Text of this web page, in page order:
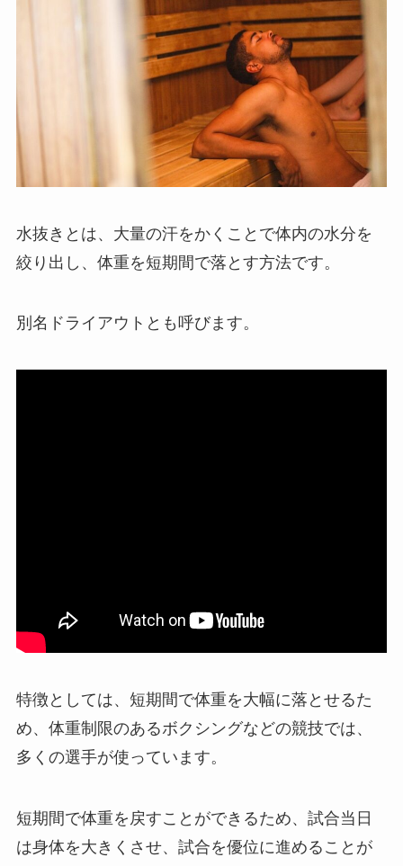
水抜きとは、大量の汗をかくことで体内の水分を
絞り出し、体重を短期間で落とす方法です。
別名ドライアウトとも呼びます。
特徴としては、短期間で体重を大幅に落とせるた
め、体重制限のあるボクシングなどの競技では、
多くの選手が使っています。
短期間で体重を戻すことができるため、試合当日
は身体を大きくさせ、試合を優位に進めることが